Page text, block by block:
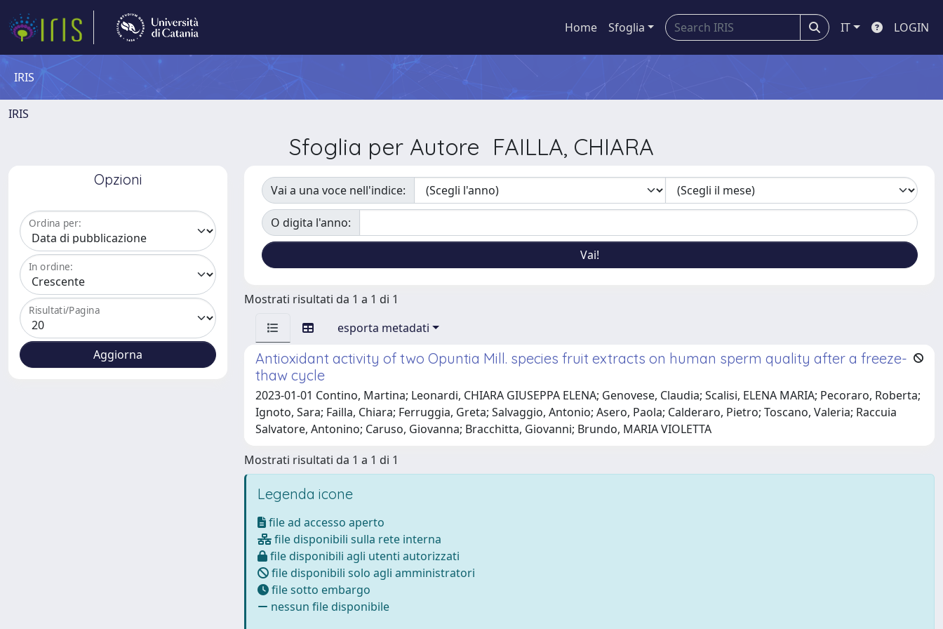
Home Sfoglia IT LOGIN
IRIS
IRIS
Sfoglia per Autore FAILLA, CHIARA
Opzioni
Ordina per:
In ordine:
Risultati/Pagina
Vai a una voce nell'indice:
O digita l'anno:
Mostrati risultati da 1 a 1 di 1
esporta metadati
Antioxidant activity of two Opuntia Mill. species fruit extracts on human sperm quality after a freeze-
thaw cycle
2023-01-01 Contino, Martina; Leonardi, CHIARA GIUSEPPA ELENA; Genovese, Claudia; Scalisi, ELENA MARIA; Pecoraro, Roberta;
Ignoto, Sara; Failla, Chiara; Ferruggia, Greta; Salvaggio, Antonio; Asero, Paola; Calderaro, Pietro; Toscano, Valeria; Raccuia
Salvatore, Antonino; Caruso, Giovanna; Bracchitta, Giovanni; Brundo, MARIA VIOLETTA
Mostrati risultati da 1 a 1 di 1
Legenda icone
file ad accesso aperto
file disponibili sulla rete interna
file disponibili agli utenti autorizzati
file disponibili solo agli amministratori
file sotto embargo
nessun file disponibile